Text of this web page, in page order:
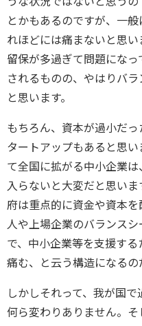
とかもあるのですが、一
れほどには痛まないと思
留保が多過ぎて問題にな
されるものの、やはりバ
と思います。
もちろん、資本が過小だ
タートアップもあると思
て全国に拡がる中小企業
入らないと大変だと思い
府は重点的に資金や資本
人や上場企業のバランス
で、中小企業等を支援す
痛む、と云う構造になるの
しかしそれって、我が国
何ら変わりありません。